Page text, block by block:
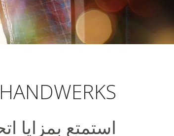
استمتع بمزايا